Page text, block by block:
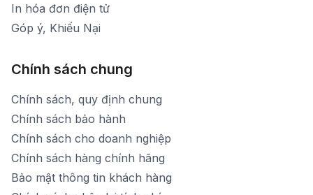
In hóa đơn điện tử
Góp ý, Khiếu Nại
Chính sách chung
Chính sách, quy định chung
Chính sách bảo hành
Chính sách cho doanh nghiệp
Chính sách hàng chính hãng
Bảo mật thông tin khách hàng